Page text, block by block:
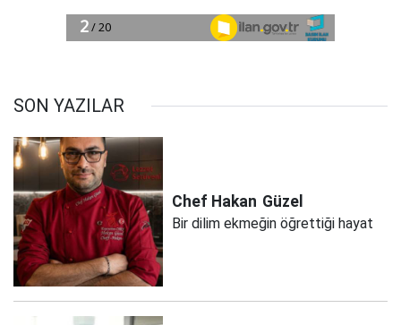
SON YAZILAR
Chef Hakan Güzel
Bir dilim ekmeğin öğrettiği hayat